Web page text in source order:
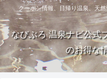
クーポン情報、日帰り温泉、天
なびぶろ 温泉ナビ公式
のお得な